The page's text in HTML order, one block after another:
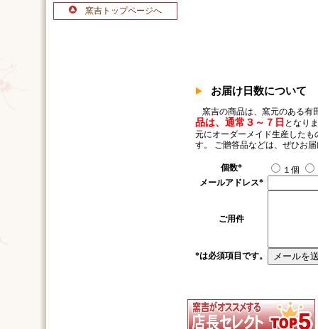
窯吉トップページへ
お届け日数について
窯吉の商品は、窯元のある有
品は、通常３～７日 となり
元にオーダーメイド生産した
す。 ご贈答品などは、ぜひお
個数* １個
メールアドレス*
ご用件
*は必須項目です。